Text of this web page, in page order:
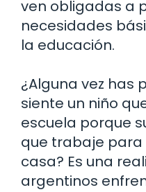
ven obligadas a
necesidades
la educación.
¿Alguna vez has
siente un niño
escuela porque
que trabaje
casa? Es una
argentinos